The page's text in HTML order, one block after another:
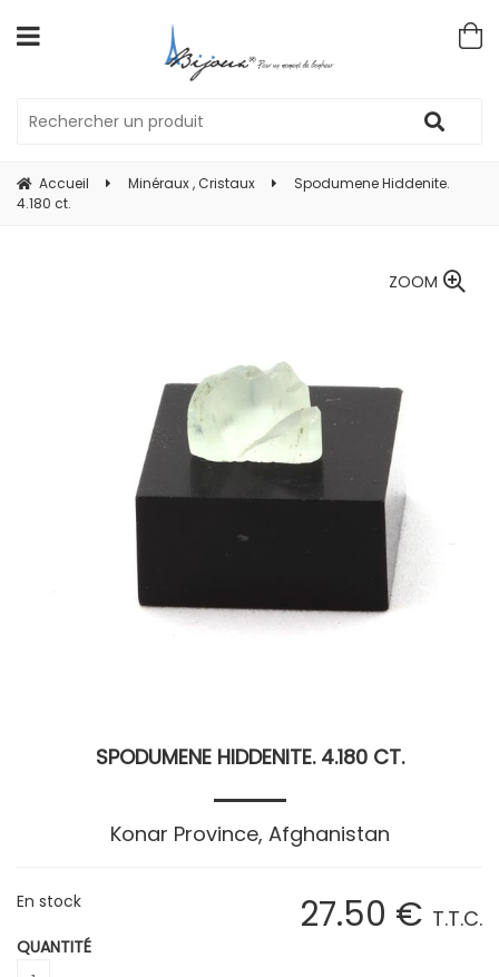
Accueil Minéraux , Cristaux
Spodumene Hiddenite.
4.180 ct.
ZOOM
SPODUMENE HIDDENITE. 4.180 CT.
Konar Province, Afghanistan
27.50 € T.T.C.
En stock
QUANTITÉ